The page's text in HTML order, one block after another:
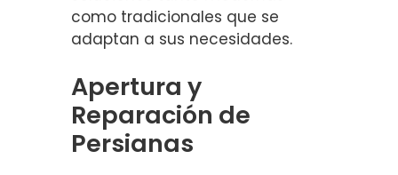
como tradicionales que se
adaptan a sus necesidades.
Apertura y
Reparación de
Persianas